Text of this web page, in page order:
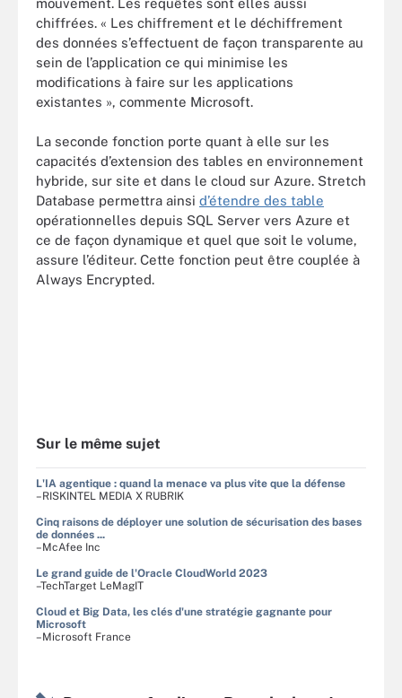
chiffrées. « Les chiffrement et le déchiffrement
des données s’effectuent de façon transparente au
sein de l’application ce qui minimise les
modifications à faire sur les applications
existantes », commente Microsoft.
La seconde fonction porte quant à elle sur les
capacités d’extension des tables en environnement
hybride, sur site et dans le cloud sur Azure. Stretch
Database permettra ainsi d’étendre des table
opérationnelles depuis SQL Server vers Azure et
ce de façon dynamique et quel que soit le volume,
assure l’éditeur. Cette fonction peut être couplée à
Always Encrypted.
Sur le même sujet
L'IA agentique : quand la menace va plus vite que la défense
–RISKINTEL MEDIA X RUBRIK
Cinq raisons de déployer une solution de sécurisation des bases
de données ...
–McAfee Inc
Le grand guide de l'Oracle CloudWorld 2023
–TechTarget LeMagIT
Cloud et Big Data, les clés d'une stratégie gagnante pour
Microsoft
–Microsoft France